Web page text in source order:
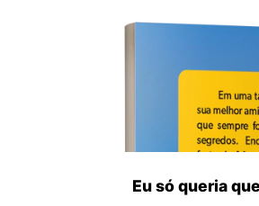
Eu só queria